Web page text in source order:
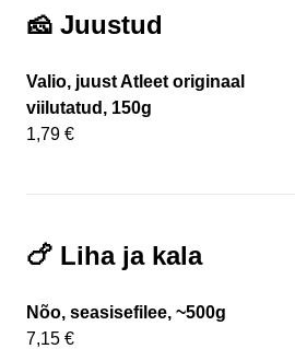
🧀 Juustud
Valio, juust Atleet originaal
viilutatud, 150g
1,79 €
🍗 Liha ja kala
Nõo, seasisefilee, ~500g
7,15 €